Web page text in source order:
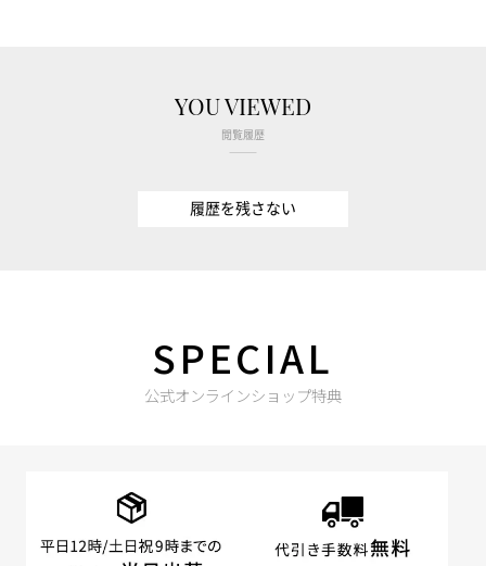
YOU VIEWED
閲覧履歴
履歴を残さない
SPECIAL
公式オンラインショップ特典